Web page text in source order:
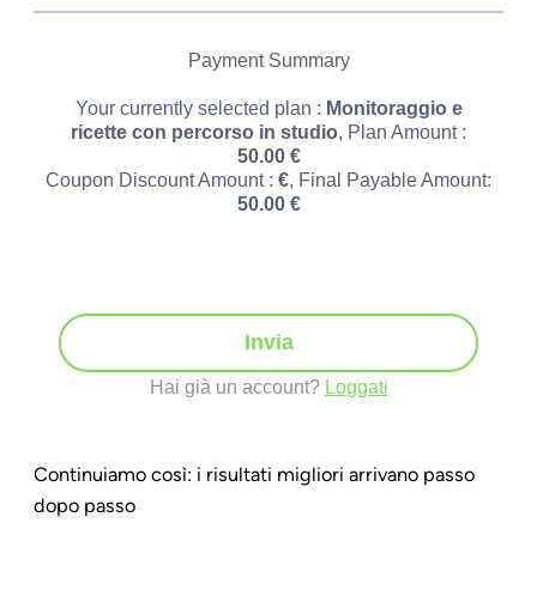
Payment Summary
Your currently selected plan : Monitoraggio e
ricette con percorso in studio, Plan Amount :
50.00 €
Coupon Discount Amount : €, Final Payable Amount:
50.00 €
Invia
Hai già un account? Loggati
Continuiamo così: i risultati migliori arrivano passo
dopo passo